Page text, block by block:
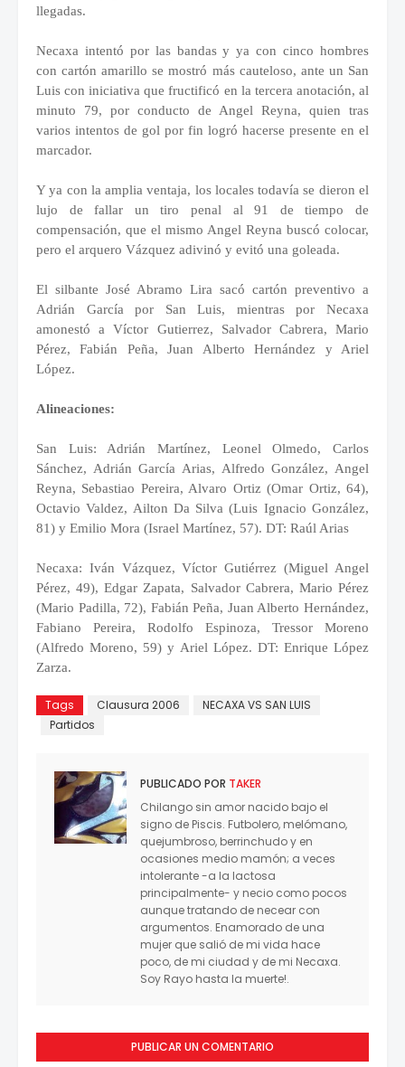
llegadas.
Necaxa intentó por las bandas y ya con cinco hombres
con cartón amarillo se mostró más cauteloso, ante un San
Luis con iniciativa que fructificó en la tercera anotación, al
minuto 79, por conducto de Angel Reyna, quien tras
varios intentos de gol por fin logró hacerse presente en el
marcador.
Y ya con la amplia ventaja, los locales todavía se dieron el
lujo de fallar un tiro penal al 91 de tiempo de
compensación, que el mismo Angel Reyna buscó colocar,
pero el arquero Vázquez adivinó y evitó una goleada.
El silbante José Abramo Lira sacó cartón preventivo a
Adrián García por San Luis, mientras por Necaxa
amonestó a Víctor Gutierrez, Salvador Cabrera, Mario
Pérez, Fabián Peña, Juan Alberto Hernández y Ariel
López.
Alineaciones:
San Luis: Adrián Martínez, Leonel Olmedo, Carlos
Sánchez, Adrián García Arias, Alfredo González, Angel
Reyna, Sebastiao Pereira, Alvaro Ortiz (Omar Ortiz, 64),
Octavio Valdez, Ailton Da Silva (Luis Ignacio González,
81) y Emilio Mora (Israel Martínez, 57). DT: Raúl Arias
Necaxa: Iván Vázquez, Víctor Gutiérrez (Miguel Angel
Pérez, 49), Edgar Zapata, Salvador Cabrera, Mario Pérez
(Mario Padilla, 72), Fabián Peña, Juan Alberto Hernández,
Fabiano Pereira, Rodolfo Espinoza, Tressor Moreno
(Alfredo Moreno, 59) y Ariel López. DT: Enrique López
Zarza.
Tags Clausura 2006
NECAXA VS SAN LUIS
Partidos
PUBLICADO POR TAKER
Chilango sin amor nacido bajo el
signo de Piscis. Futbolero, melómano,
quejumbroso, berrinchudo y en
ocasiones medio mamón; a veces
intolerante -a la lactosa
principalmente- y necio como pocos
aunque tratando de necear con
argumentos. Enamorado de una
mujer que salió de mi vida hace
poco, de mi ciudad y de mi Necaxa.
Soy Rayo hasta la muerte!.
PUBLICAR UN COMENTARIO